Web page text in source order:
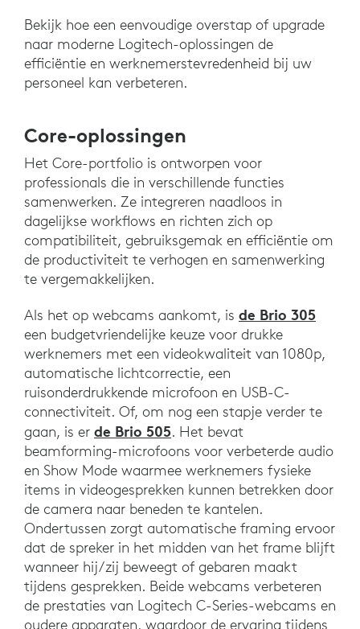
Bekijk hoe een eenvoudige overstap of upgrade
naar moderne Logitech-oplossingen de
efficiëntie en werknemerstevredenheid bij uw
personeel kan verbeteren.
Core-oplossingen
Het Core-portfolio is ontworpen voor
professionals die in verschillende functies
samenwerken. Ze integreren naadloos in
dagelijkse workflows en richten zich op
compatibiliteit, gebruiksgemak en efficiëntie om
de productiviteit te verhogen en samenwerking
te vergemakkelijken.
Als het op webcams aankomt, is de Brio 305
een budgetvriendelijke keuze voor drukke
werknemers met een videokwaliteit van 1080p,
automatische lichtcorrectie, een
ruisonderdrukkende microfoon en USB-C-
connectiviteit. Of, om nog een stapje verder te
gaan, is er de Brio 505. Het bevat
beamforming-microfoons voor verbeterde audio
en Show Mode waarmee werknemers fysieke
items in videogesprekken kunnen betrekken door
de camera naar beneden te kantelen.
Ondertussen zorgt automatische framing ervoor
dat de spreker in het midden van het frame blijft
wanneer hij/zij beweegt of gebaren maakt
tijdens gesprekken. Beide webcams verbeteren
de prestaties van Logitech C-Series-webcams en
oudere apparaten, waardoor de ervaring tijdens